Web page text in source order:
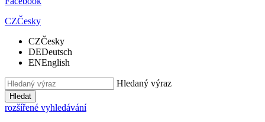
CZČesky
CZČesky
DEDeutsch
ENEnglish
Hledaný výraz
Hledat
rozšířené vyhledávání